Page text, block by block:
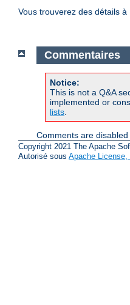
Vous trouverez des détails
Commentaires
Notice:
This is not a Q&A
implemented or
lists
Comments are
Copyright 2021 The Apache
Autorisé sous Apache License,